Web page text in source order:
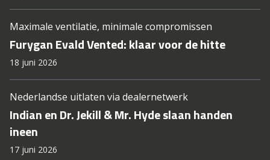
Maximale ventilatie, minimale compromissen
Furygan Evald Vented: klaar voor de hitte
18 juni 2026
Nederlandse uitlaten via dealernetwerk
Indian en Dr. Jekill & Mr. Hyde slaan handen
ineen
17 juni 2026